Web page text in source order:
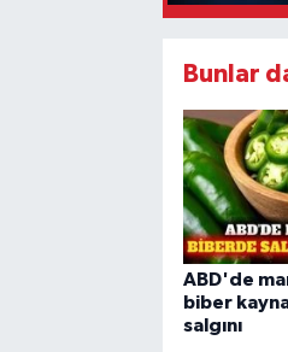
Bunlar
ABD'de
biber
salgını